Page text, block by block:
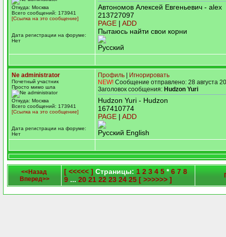
Откуда: Москва
Всего сообщений: 173941
[Ссылка на это сообщение]
Дата регистрации на форуме:
Нет
Автономов Алексей Евгеньевич - alex
213727097
PAGE | ADD
Пытаюсь найти свои корни
Русский
Ne administrator
Почетный участник
Просто мимо шла
Откуда: Москва
Всего сообщений: 173941
[Ссылка на это сообщение]
Дата регистрации на форуме:
Нет
Профиль
Игнорировать
NEW! Сообщение отправлено: 28 августа
Заголовок сообщения: Hudzon Yuri
Hudzon Yuri - Hudzon
167410774
PAGE | ADD
Русский English
<<Назад
Вперед>>
[ <<<<< ] Страницы: 1 2 3 4 5 *6 7 8
9 ... 20 21 22 23 24 25 [ >>>>>> ]